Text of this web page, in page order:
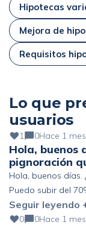
Hipotecas
Mejora de
Requisitos
Lo que
usuarios
1 0Hace 1 mes
Hola, buenos
pignoración
Hola, buenos días.
Puedo subir del
Seguir leyendo
0 0Hace 1 mes